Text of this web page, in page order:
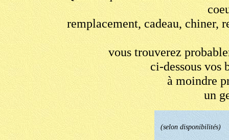
remplacement, cadeau, chiner,
vous trouverez
ci-dessous vos
à moindre
un
(selon disponibilités)